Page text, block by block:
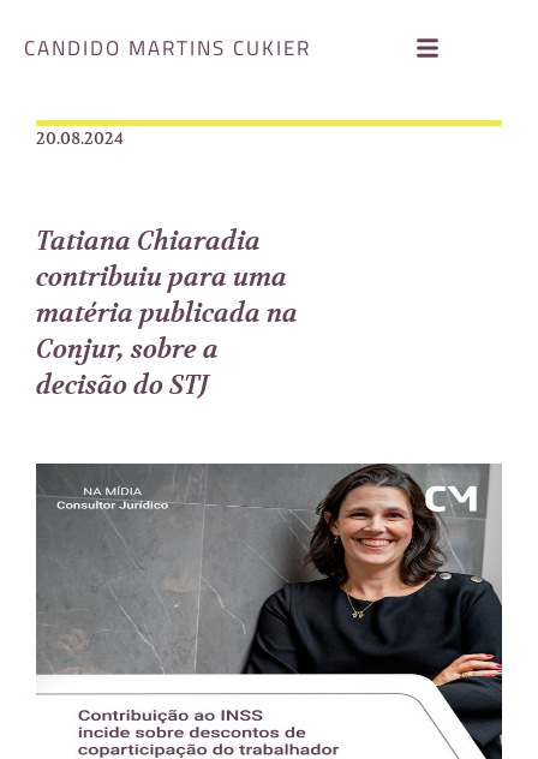
CANDIDO MARTINS CUKIER
20.08.2024
Tatiana Chiaradia
contribuiu para uma
matéria publicada na
Conjur, sobre a
decisão do STJ